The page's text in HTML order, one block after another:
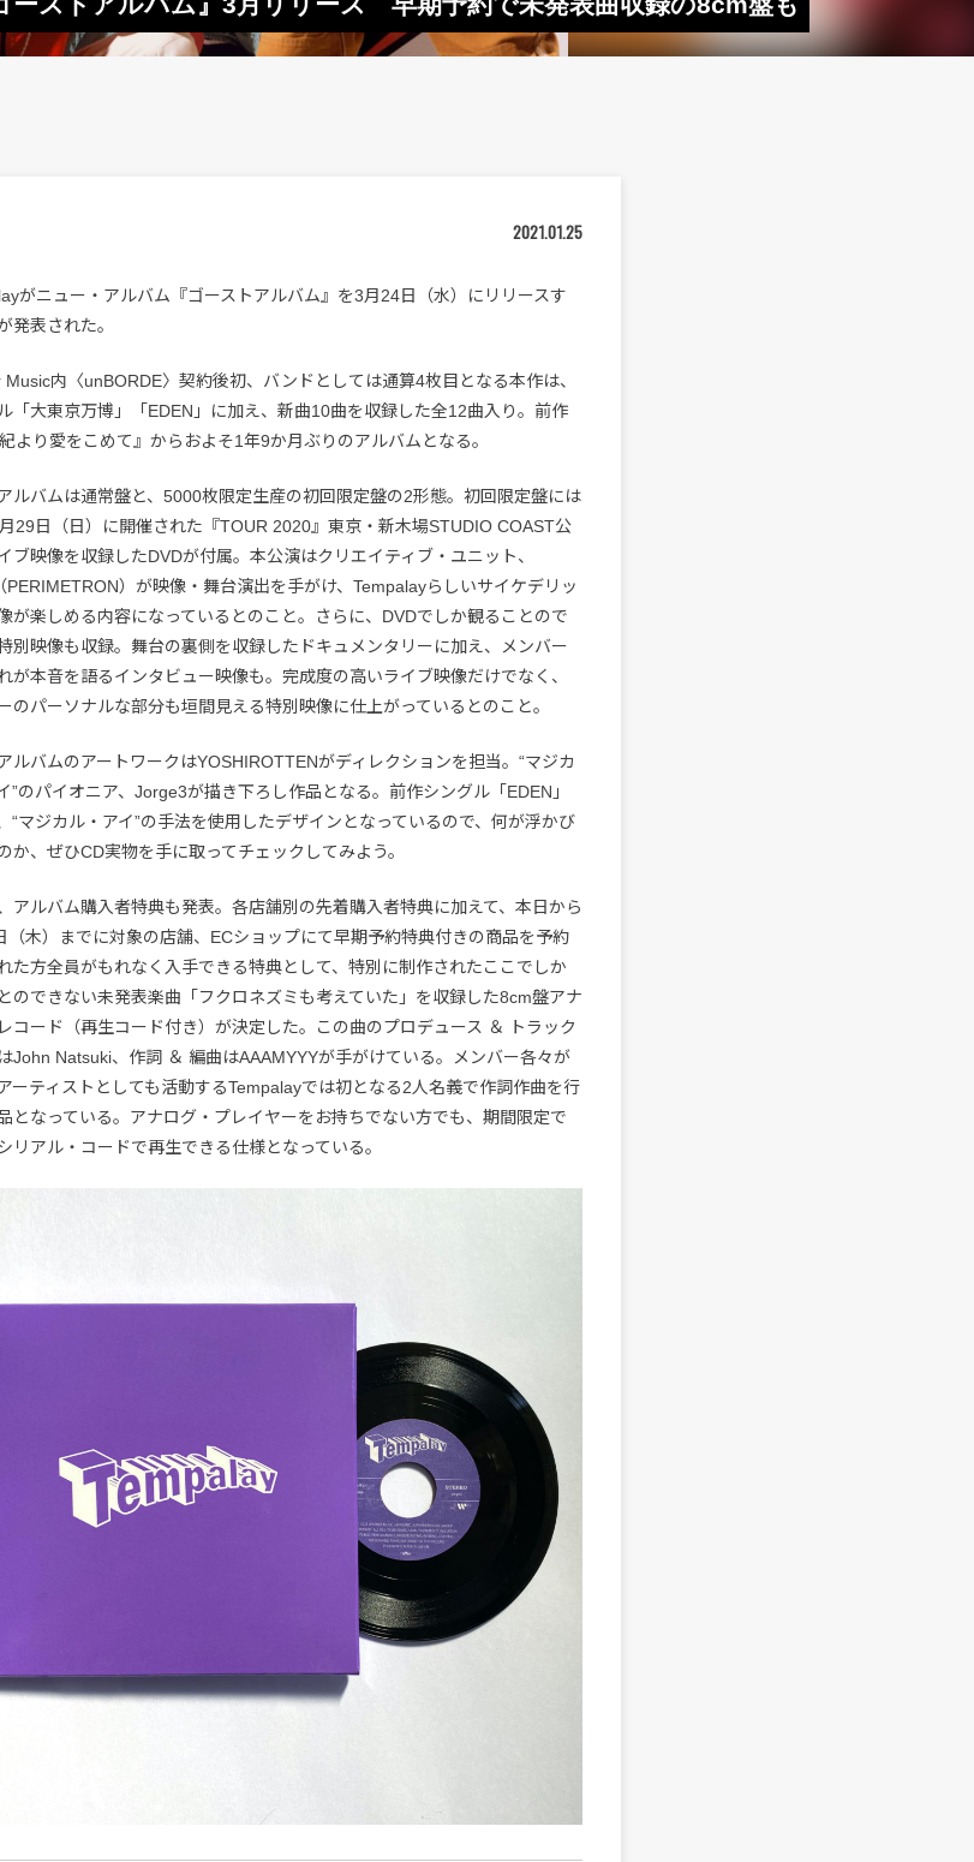
2021.01.25
がニュー・アルバム『ゴーストアルバム』を3月24日（水）にリリースす
発表された。
Music内〈unBORDE〉契約後初、バンドとしては通算4枚目となる本作は、
「大東京万博」「EDEN」に加え、新曲10曲を収録した全12曲入り。前作
紀より愛をこめて』からおよそ1年9か月ぶりのアルバムとなる。
ルバムは通常盤と、5000枚限定生産の初回限定盤の2形態。初回限定盤には
29日（日）に開催された『TOUR 2020』東京・新木場STUDIO COAST公
ブ映像を収録したDVDが付属。本公演はクリエイティブ・ユニット、
PERIMETRON）が映像・舞台演出を手がけ、Tempalayらしいサイケデリッ
が楽しめる内容になっているとのこと。さらに、DVDでしか観ることので
別映像も収録。舞台の裏側を収録したドキュメンタリーに加え、メンバー
が本音を語るインタビュー映像も。完成度の高いライブ映像だけでなく、
のパーソナルな部分も垣間見える特別映像に仕上がっているとのこと。
ルバムのアートワークはYOSHIROTTENがディレクションを担当。“マジカ
”のパイオニア、Jorge3が描き下ろし作品となる。前作シングル「EDEN」
“マジカル・アイ”の手法を使用したデザインとなっているので、何が浮かび
か、ぜひCD実物を手に取ってチェックしてみよう。
アルバム購入者特典も発表。各店舗別の先着購入者特典に加えて、本日から
（木）までに対象の店舗、ECショップにて早期予約特典付きの商品を予約
た方全員がもれなく入手できる特典として、特別に制作されたここでしか
のできない未発表楽曲「フクロネズミも考えていた」を収録した8cm盤アナ
コード（再生コード付き）が決定した。この曲のプロデュース ＆ トラック
John Natsuki、作詞 ＆ 編曲はAAAMYYYが手がけている。メンバー各々が
ーティストとしても活動するTempalayでは初となる2人名義で作詞作曲を行
となっている。アナログ・プレイヤーをお持ちでない方でも、期間限定で
リアル・コードで再生できる仕様となっている。